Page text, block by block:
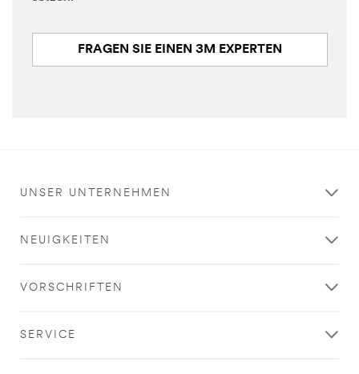
FRAGEN SIE EINEN 3M EXPERTEN
UNSER UNTERNEHMEN
NEUIGKEITEN
VORSCHRIFTEN
SERVICE